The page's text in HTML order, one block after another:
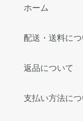
ホーム
配送・送料に
返品について
支払い方法に